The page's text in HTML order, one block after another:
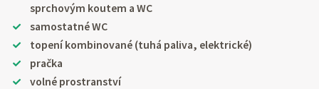
sprchovým koutem a WC
samostatné WC
topení kombinované (tuhá paliva, elektrické)
pračka
volné prostranství